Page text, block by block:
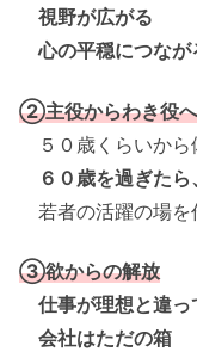
視野が広がる
心の平穏につなが
②主役からわき役へ
５０歳くらいから
６０歳を過ぎた
若者の活躍の場を
③欲からの解放
仕事が理想と違
会社はただの箱